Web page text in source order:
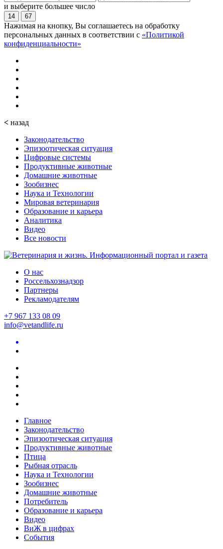
и выберите большее число
14 67
Нажимая на кнопку, Вы соглашаетесь на обработку
персональных данных в соответствии с «Политикой
конфиденциальности»
< назад
Законодательство
Эпизоотическая ситуация
Цифровые системы
Продуктивные животные
Домашние животные
Зообизнес
Наука и Технологии
Мировая ветеринария
Образование и карьера
Аналитика
Видео
Все новости
О нас
Россельхознадзор
Партнеры
Рекламодателям
+7 967 133 08 09
info@vetandlife.ru
Главное
Законодательство
Эпизоотическая ситуация
Продуктивные животные
Птица
Рыбная отрасль
Наука и Технологии
Зообизнес
Домашние животные
Потребитель
Образование и карьера
Видео
ВиЖ в цифрах
События